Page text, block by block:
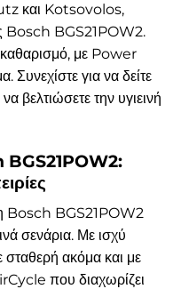
και Kotsovolos,
Bosch BGS21POW2.
με Power
για να δείτε
βελτιώσετε την υγιεινή
BGS21POW2:
η Bosch BGS21POW2
σενάρια. Με ισχύ
ακόμα και με
που διαχωρίζει